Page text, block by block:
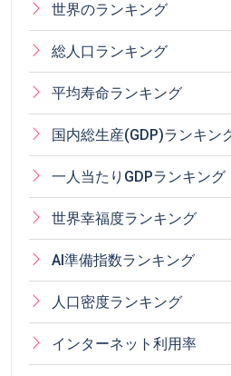
世界のランキング
総人口ランキング
平均寿命ランキング
国内総生産(GDP)ランキン
一人当たりGDPランキング
世界幸福度ランキング
AI準備指数ランキング
人口密度ランキング
インターネット利用率